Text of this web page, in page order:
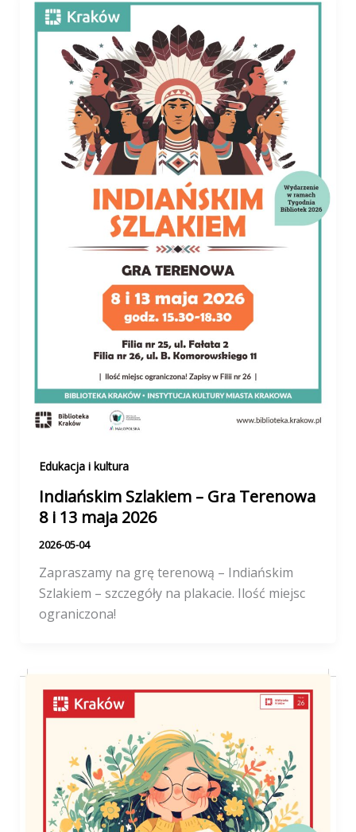
Edukacja i kultura
Indiańskim Szlakiem – Gra Terenowa
8 i 13 maja 2026
2026-05-04
Zapraszamy na grę terenową – Indiańskim
Szlakiem – szczegóły na plakacie. Ilość miejsc
ograniczona!